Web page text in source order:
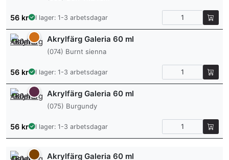
56 kr I lager: 1-3 arbetsdagar
Akrylfärg Galeria 60 ml
(074) Burnt sienna
56 kr I lager: 1-3 arbetsdagar
Akrylfärg Galeria 60 ml
(075) Burgundy
56 kr I lager: 1-3 arbetsdagar
Akrylfärg Galeria 60 ml